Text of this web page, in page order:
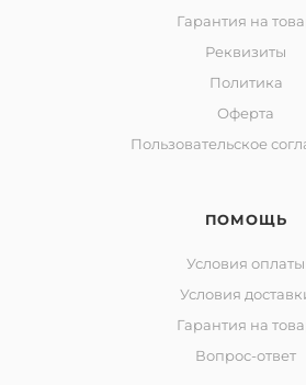
Гарантия на
Реквизиты
Политика
Оферта
Пользовательское
ПОМОЩЬ
Условия оплаты
Условия
Гарантия на
Вопрос-ответ